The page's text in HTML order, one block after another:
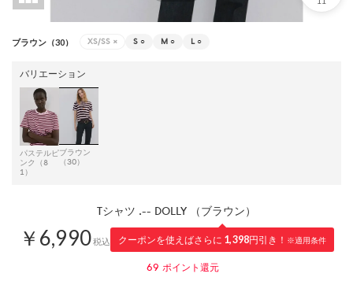
ブラウン（30） XS/SS × S ○ M ○ L ○
バリエーション
パステルピ
ンク（8
1）
ブラウン
（30）
Tシャツ .-- DOLLY （ブラウン）
￥6,990税込 クーポンを使えばさらに 1,398円引き！ ※適用条件
69 ポイント還元